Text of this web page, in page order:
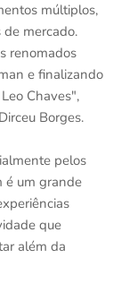
múltiplos,
mercado.
renomados
e finalizando
Chaves",
Borges.
pelos
é um grande
que
além da